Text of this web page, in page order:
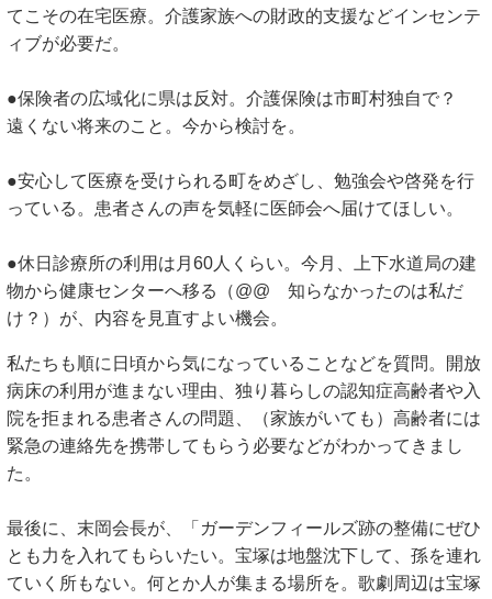
てこその在宅医療。介護家族への財政的支援などインセンテ
ィブが必要だ。
●保険者の広域化に県は反対。介護保険は市町村独自で？
遠くない将来のこと。今から検討を。
●安心して医療を受けられる町をめざし、勉強会や啓発を行
っている。患者さんの声を気軽に医師会へ届けてほしい。
●休日診療所の利用は月60人くらい。今月、上下水道局の建
物から健康センターへ移る（@@ 知らなかったのは私だ
け？）が、内容を見直すよい機会。
私たちも順に日頃から気になっていることなどを質問。開放
病床の利用が進まない理由、独り暮らしの認知症高齢者や入
院を拒まれる患者さんの問題、（家族がいても）高齢者には
緊急の連絡先を携帯してもらう必要などがわかってきまし
た。
最後に、末岡会長が、「ガーデンフィールズ跡の整備にぜひ
とも力を入れてもらいたい。宝塚は地盤沈下して、孫を連れ
ていく所もない。何とか人が集まる場所を。歌劇周辺は宝塚